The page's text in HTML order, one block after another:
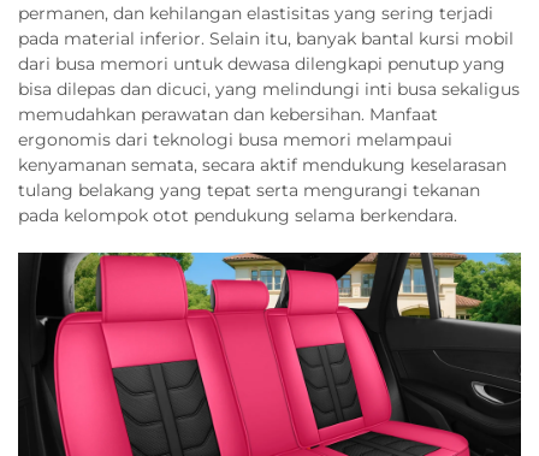
permanen, dan kehilangan elastisitas yang sering terjadi
pada material inferior. Selain itu, banyak bantal kursi mobil
dari busa memori untuk dewasa dilengkapi penutup yang
bisa dilepas dan dicuci, yang melindungi inti busa sekaligus
memudahkan perawatan dan kebersihan. Manfaat
ergonomis dari teknologi busa memori melampaui
kenyamanan semata, secara aktif mendukung keselarasan
tulang belakang yang tepat serta mengurangi tekanan
pada kelompok otot pendukung selama berkendara.